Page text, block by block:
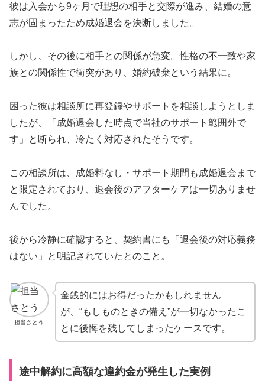
彼は入会から9ヶ月で理想の相手と交際が進み、結婚の意
志が固まったため成婚退会を決断しました。
しかし、その後に相手との関係が急変。性格の不一致や家
族との関係性で衝突があり、婚約破棄という結果に。
困った彼は相談所に再登録やサポートを相談しようとしま
したが、「成婚退会した時点で当社のサポート範囲外で
す」と断られ、冷たく対応されたそうです。
この相談所は、成婚料なし・サポート期間も成婚退会まで
と限定されており、退会後のアフターケアは一切ありませ
んでした。
後から冷静に確認すると、契約書にも「退会後の対応義務
はない」と明記されていたとのこと。
担当さとう
金銭的にはお得だったかもしれません
が、“もしものときの備え”が一切なかったこ
とに後悔を残してしまったケースです。
途中解約に高額な違約金が発生した実例